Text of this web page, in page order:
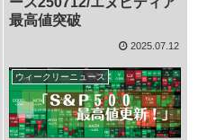
最高値突破
2025.07.12
ウィークリーニュース